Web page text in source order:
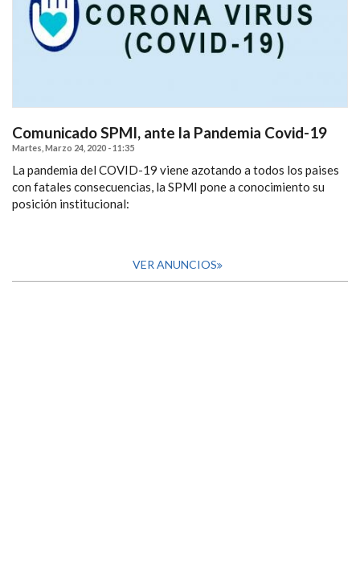
Comunicado SPMI, ante la Pandemia Covid-19
Martes, Marzo 24, 2020 - 11:35
La pandemia del COVID-19 viene azotando a todos los paises
con fatales consecuencias, la SPMI pone a conocimiento su
posición institucional:
VER ANUNCIOS